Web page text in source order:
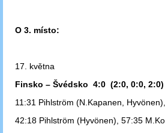
O 3. místo:
17. května
Finsko – Švédsko 4:0 (2:0, 0:0, 2:0)
11:31 Pihlström (N.Kapanen,
42:18 Pihlström (Hyvönen), 57:35